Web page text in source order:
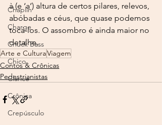
Chaplin
Charge
Chuck Bass
Chico
Clarice
Crônica
Crepúsculo
à (e ‘a’) altura de certos pilares, relevos,
abóbadas e céus, que quase podemos
tocá-los. O assombro é ainda maior no
detalhe.
Arte e CulturaViagem
Contos & Crônicas
Pedestrianistas